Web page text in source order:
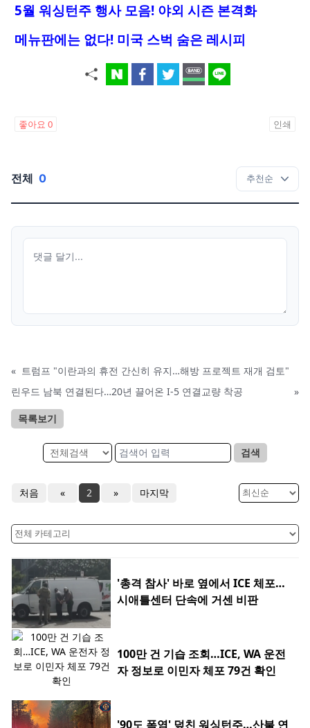
5월 워싱턴주 행사 모음! 야외 시즌 본격화
메뉴판에는 없다! 미국 스벅 숨은 레시피
좋아요 0 인쇄
전체 0
« 트럼프 "이란과의 휴전 간신히 유지…해방 프로젝트 재개 검토"
린우드 남북 연결된다…20년 끌어온 I-5 연결교량 착공
»
목록보기
검색
처음 « 2 » 마지막
'총격 참사' 바로 옆에서 ICE 체포…
시애틀센터 단속에 거센 비판
100만 건 기습 조회…ICE, WA 운전
자 정보로 이민자 체포 79건 확인
'90도 폭염' 덮친 워싱턴주…산불 연